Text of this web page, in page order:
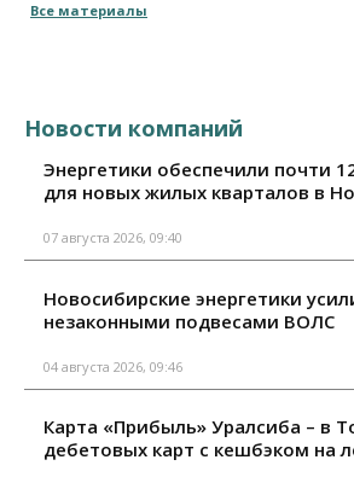
Все материалы
Новости компаний
Энергетики обеспечили почти
для новых жилых кварталов в
07 августа 2026, 09:40
Новосибирские энергетики
незаконными подвесами ВОЛС
04 августа 2026, 09:46
Карта «Прибыль» Уралсиба – в
дебетовых карт с кешбэком на